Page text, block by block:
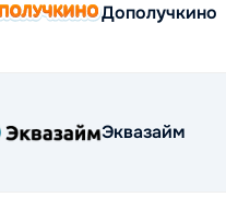
Дополучкино
Эквазайм